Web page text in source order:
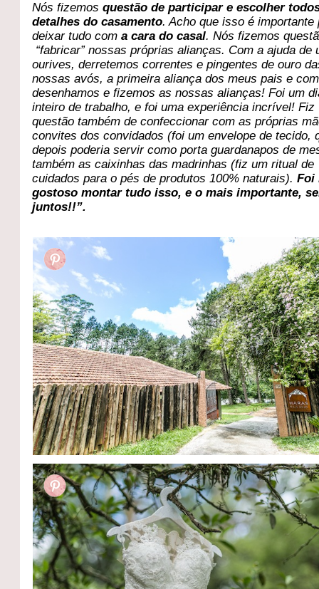
Nós fizemos questão de participar e escolher
detalhes do casamento. Acho que isso é importante
deixar tudo coma cara do casal. Nós fizemos
“fabricar” nossas próprias alianças. Com a ajuda de
ourives, derretemos correntes e pingentes de ouro
nossas avós, a primeira aliança dos meus pais e
desenhamos e fizemos as nossas alianças! Foi um
inteiro de trabalho, e foi uma experiência incrível! Fiz
questão também de confeccionar com as próprias
convites dos convidados (foi um envelope de tecido,
depois poderia servir como porta guardanapos de
também as caixinhas das madrinhas (fiz um ritual de
cuidados para o pés de produtos 100% naturais).Foi
gostoso montar tudo isso, e o mais importante,
juntos!!”.